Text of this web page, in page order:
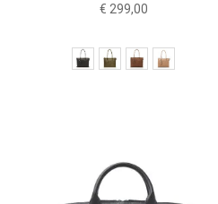
€ 299,00